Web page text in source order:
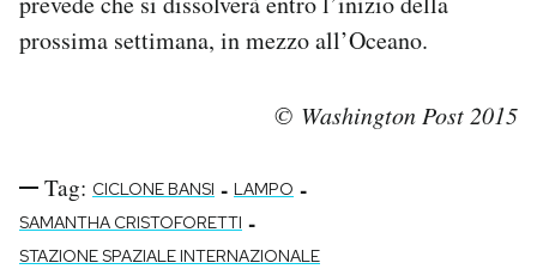
prossima settimana, in mezzo all’Oceano.
© Washington Post 2015
Tag: CICLONE BANSI - LAMPO -
SAMANTHA CRISTOFORETTI -
STAZIONE SPAZIALE INTERNAZIONALE